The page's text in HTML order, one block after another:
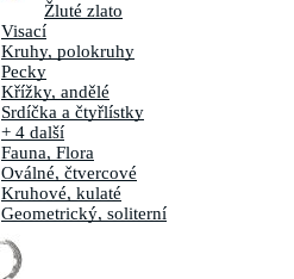
Žluté zlato
Visací
Kruhy, polokruhy
Pecky
Křížky, andělé
Srdíčka a čtyřlístky
+ 4 další
Fauna, Flora
Oválné, čtvercové
Kruhové, kulaté
Geometrický, soliterní